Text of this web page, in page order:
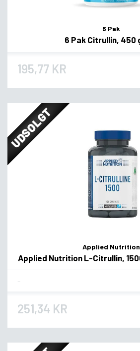
6 Pak
6 Pak Citrullin, 450
195,77 KR
UDSOLGT
Applied Nutrition
Applied Nutrition L-Citrullin,
251,34 KR